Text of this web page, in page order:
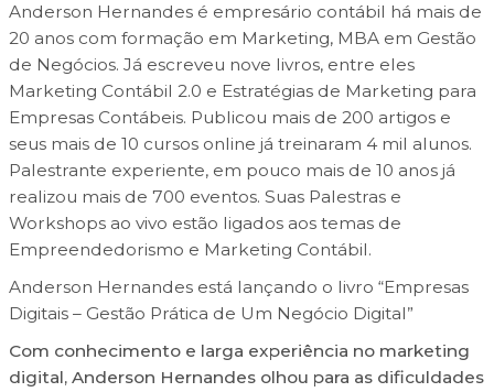
Anderson Hernandes é empresário contábil há mais de
20 anos com formação em Marketing, MBA em Gestão
de Negócios. Já escreveu nove livros, entre eles
Marketing Contábil 2.0 e Estratégias de Marketing para
Empresas Contábeis. Publicou mais de 200 artigos e
seus mais de 10 cursos online já treinaram 4 mil alunos.
Palestrante experiente, em pouco mais de 10 anos já
realizou mais de 700 eventos. Suas Palestras e
Workshops ao vivo estão ligados aos temas de
Empreendedorismo e Marketing Contábil.
Anderson Hernandes está lançando o livro “Empresas
Digitais – Gestão Prática de Um Negócio Digital”
Com conhecimento e larga experiência no marketing
digital, Anderson Hernandes olhou para as dificuldades